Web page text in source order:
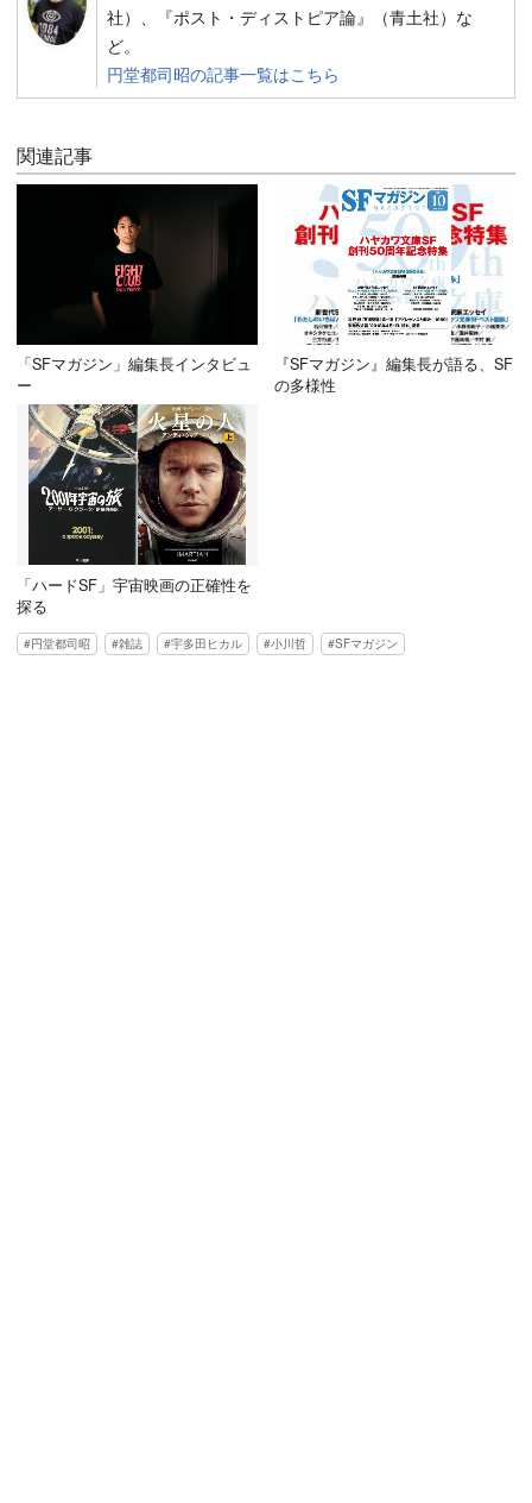
社）、『ポスト・ディストピア論』（青土社）な
ど。
円堂都司昭の記事一覧はこちら
関連記事
「SFマガジン」編集長インタビュ
ー
『SFマガジン』編集長が語る、SF
の多様性
「ハードSF」宇宙映画の正確性を
探る
円堂都司昭 雑誌 宇多田ヒカル 小川哲 SFマガジン